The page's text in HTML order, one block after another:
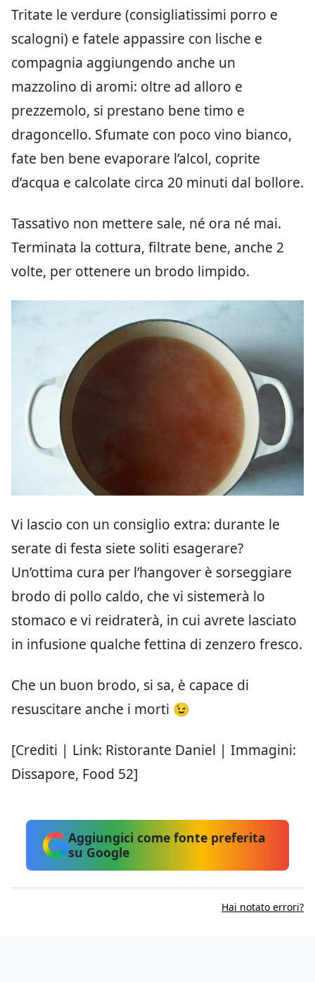
Tritate le verdure (consigliatissimi porro e
scalogni) e fatele appassire con lische e
compagnia aggiungendo anche un
mazzolino di aromi: oltre ad alloro e
prezzemolo, si prestano bene timo e
dragoncello. Sfumate con poco vino bianco,
fate ben bene evaporare l’alcol, coprite
d’acqua e calcolate circa 20 minuti dal bollore.
Tassativo non mettere sale, né ora né mai.
Terminata la cottura, filtrate bene, anche 2
volte, per ottenere un brodo limpido.
Vi lascio con un consiglio extra: durante le
serate di festa siete soliti esagerare?
Un’ottima cura per l’hangover è sorseggiare
brodo di pollo caldo, che vi sistemerà lo
stomaco e vi reidraterà, in cui avrete lasciato
in infusione qualche fettina di zenzero fresco.
Che un buon brodo, si sa, è capace di
resuscitare anche i morti 😉
[Crediti | Link: Ristorante Daniel | Immagini:
Dissapore, Food 52]
Aggiungici come fonte preferita
su Google
Hai notato errori?